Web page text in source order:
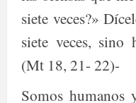
siete veces?»
siete veces, sino
(Mt 18, 21- 22)-
Somos humanos